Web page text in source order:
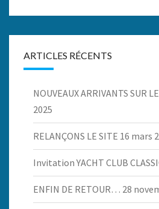
ARTICLES RÉCENTS
NOUVEAUX ARRIVANTS SUR
2025
RELANÇONS LE SITE 16 mars
Invitation YACHT CLUB
ENFIN DE RETOUR… 28